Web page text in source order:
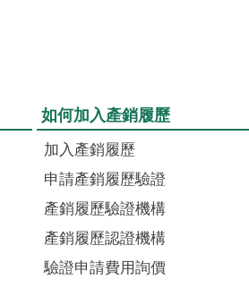
如何加入產銷履歷
加入產銷履歷
申請產銷履歷驗證
產銷履歷驗證機構
產銷履歷認證機構
驗證申請費用詢價